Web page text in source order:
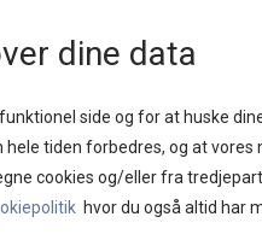
dine data
side og for at huske
hele tiden forbedres, og at
cookies og/eller fra
hvor du også altid har
SALE BRANDS